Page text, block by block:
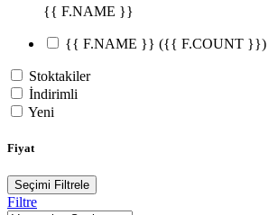
{{ F.NAME }}
{{ F.NAME }} ({{ F.COUNT }})
Stoktakiler
İndirimli
Yeni
Fiyat
Seçimi Filtrele
Filtre